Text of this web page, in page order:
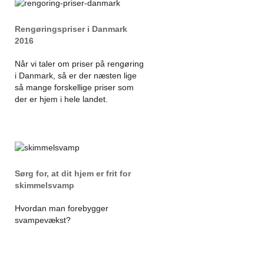
Rengøringspriser i Danmark
2016
Når vi taler om priser på rengøring
i Danmark, så er der næsten lige
så mange forskellige priser som
der er hjem i hele landet.
Sørg for, at dit hjem er frit for
skimmelsvamp
Hvordan man forebygger
svampevækst?